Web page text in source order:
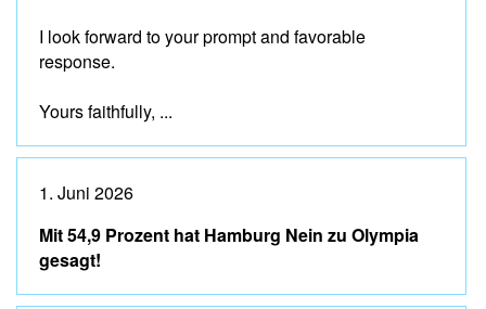
I look forward to your prompt and favorable
response.
Yours faithfully, ...
1. Juni 2026
Mit 54,9 Prozent hat Hamburg Nein zu Olympia
gesagt!